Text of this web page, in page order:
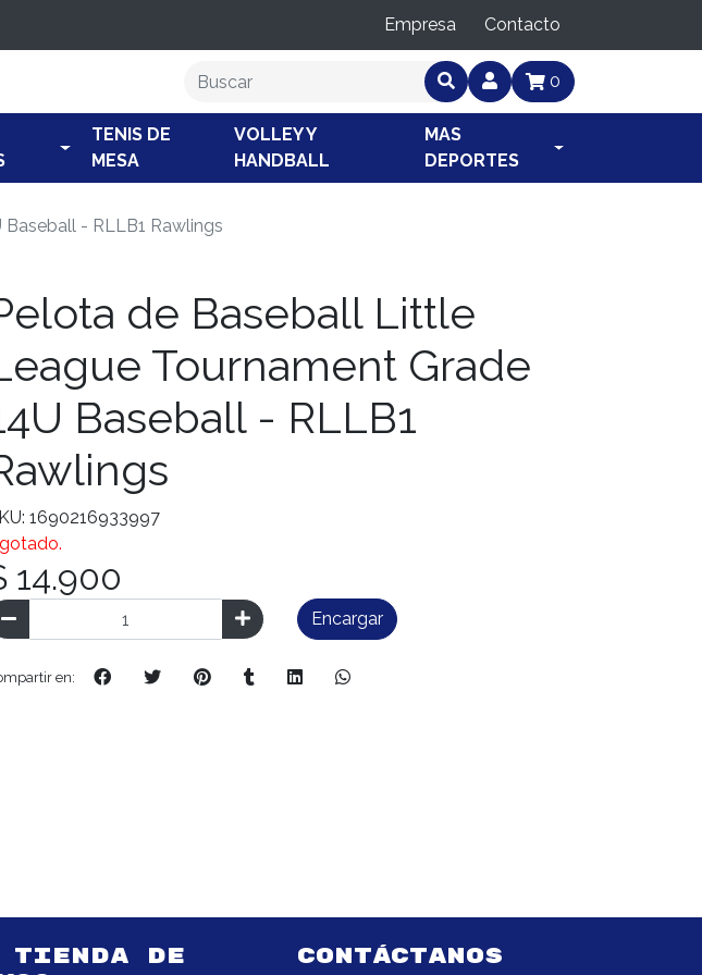
Empresa Contacto
0
TENIS DE
MESA
VOLLEY Y
HANDBALL
MAS
DEPORTES
- RLLB1 Rawlings
de Baseball Little
Tournament Grade
Baseball - RLLB1
1690216933997
14.900
Encargar
en:
TIENDA DE
CONTÁCTANOS